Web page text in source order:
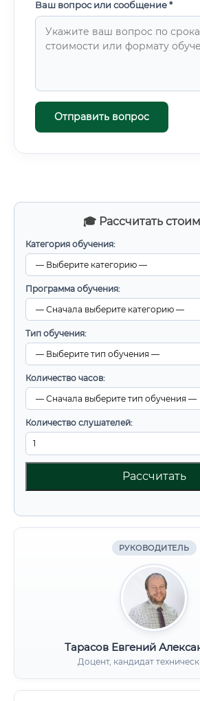
🎓 Рассчитать
Категория обучения:
Программа обучения:
Тип обучения:
Количество часов:
Количество слушателей:
Рассчитать
РУКОВОДИТЕЛЬ
Тарасов Евгений
Доцент, кандидат
Ваш вопрос или сообщение *
Отправить вопрос